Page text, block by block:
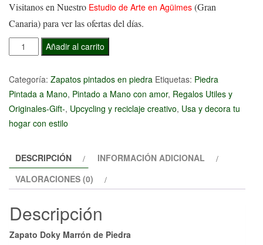
Visitanos en Nuestro Estudio de Arte en Agüimes (Gran
Canaria) para ver las ofertas del días.
Zapato
Doky
Marrón
de
Piedra
cantidad
Añadir al carrito
Categoría: Zapatos pintados en piedra Etiquetas: Piedra
Pintada a Mano, Pintado a Mano con amor, Regalos Utiles y
Originales-Gift-, Upcycling y reciclaje creativo, Usa y decora tu
hogar con estilo
DESCRIPCIÓN
INFORMACIÓN ADICIONAL
VALORACIONES (0)
Descripción
Zapato Doky Marrón de Piedra